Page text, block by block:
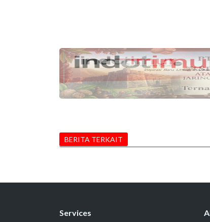
BERITA TERKAIT
Services